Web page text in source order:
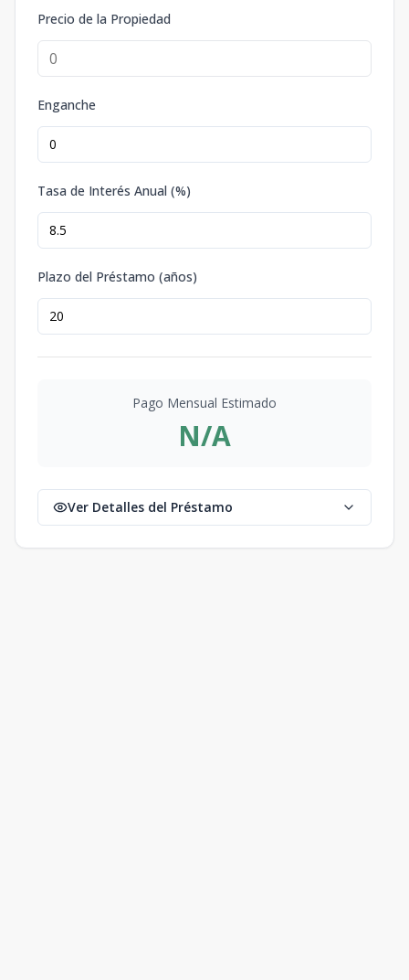
Precio de la Propiedad
Enganche
Tasa de Interés Anual (%)
Plazo del Préstamo (años)
Pago Mensual Estimado
N/A
Ver Detalles del Préstamo